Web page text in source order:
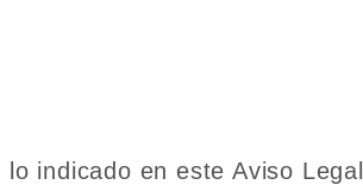
indicado en este Aviso